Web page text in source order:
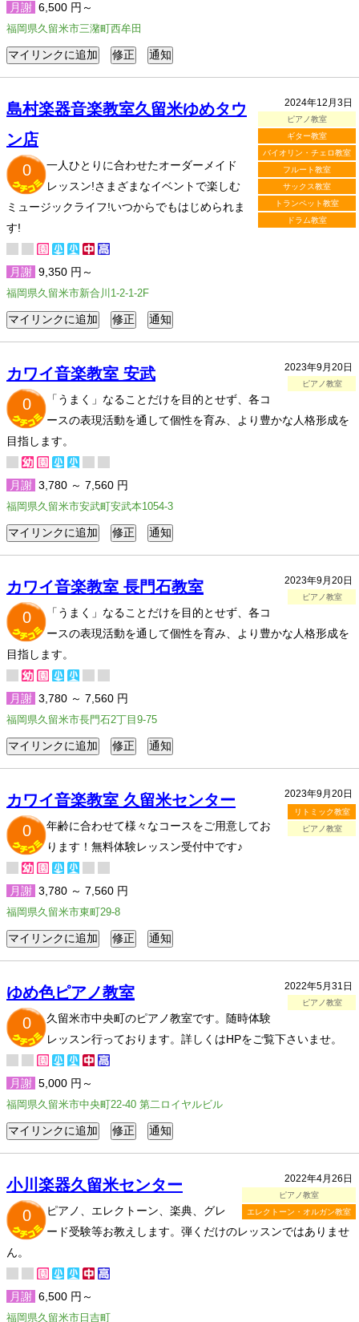
月謝 6,500 円～
福岡県久留米市三潴町西牟田
2024年12月3日
ピアノ教室
ギター教室
バイオリン・チェロ教室
フルート教室
サックス教室
トランペット教室
ドラム教室
島村楽器音楽教室久留米ゆめタウ
ン店
0
一人ひとりに合わせたオーダーメイド
レッスン!さまざまなイベントで楽しむ
ミュージックライフ!いつからでもはじめられま
す!
月謝 9,350 円～
福岡県久留米市新合川1-2-1-2F
2023年9月20日
ピアノ教室
カワイ音楽教室 安武
0
「うまく」なることだけを目的とせず、各コ
ースの表現活動を通して個性を育み、より豊かな人格形成を
目指します。
月謝 3,780 ～ 7,560 円
福岡県久留米市安武町安武本1054-3
2023年9月20日
ピアノ教室
カワイ音楽教室 長門石教室
0
「うまく」なることだけを目的とせず、各コ
ースの表現活動を通して個性を育み、より豊かな人格形成を
目指します。
月謝 3,780 ～ 7,560 円
福岡県久留米市長門石2丁目9-75
2023年9月20日
リトミック教室
ピアノ教室
カワイ音楽教室 久留米センター
0
年齢に合わせて様々なコースをご用意してお
ります！無料体験レッスン受付中です♪
月謝 3,780 ～ 7,560 円
福岡県久留米市東町29-8
2022年5月31日
ピアノ教室
ゆめ色ピアノ教室
0
久留米市中央町のピアノ教室です。随時体験
レッスン行っております。詳しくはHPをご覧下さいませ。
月謝 5,000 円～
福岡県久留米市中央町22-40 第二ロイヤルビル
2022年4月26日
ピアノ教室
エレクトーン・オルガン教室
小川楽器久留米センター
0
ピアノ、エレクトーン、楽典、グレ
ード受験等お教えします。弾くだけのレッスンではありませ
ん。
月謝 6,500 円～
福岡県久留米市日吉町